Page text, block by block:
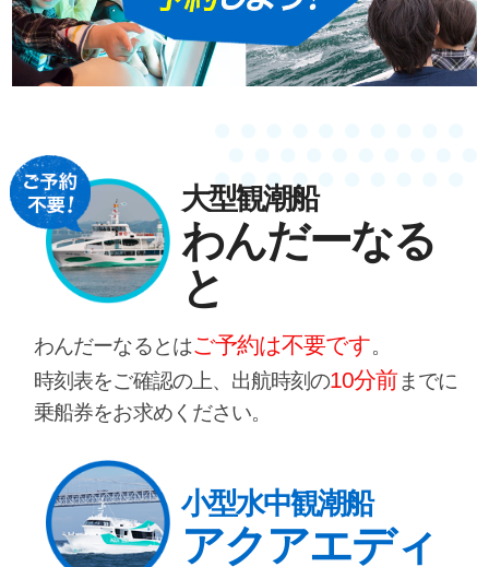
大型観潮船
わんだーなる
と
わんだーなるとはご予約は不要です。
時刻表をご確認の上、出航時刻の10分前 までに
乗船券をお求めください。
小型水中観潮船
アクアエディ